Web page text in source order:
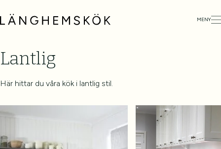
MENY
Lantlig
Här hittar du våra kök i lantlig stil.